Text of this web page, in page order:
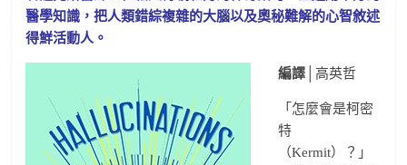
醫學知識，把人類錯綜複雜的大腦以及奧秘難解的心智敘述
得鮮活動人。
編譯 │高英哲
「怎麼會是柯密
特
（Kermit）？」